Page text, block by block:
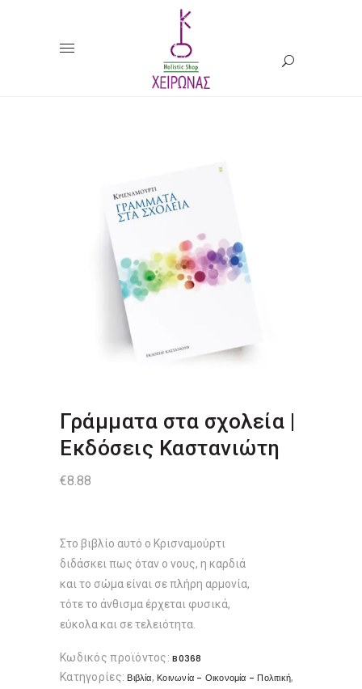
Γράμματα στα σχολεία |
Εκδόσεις Καστανιώτη
€8.88
Στο βιβλίο αυτό ο Κρισναμούρτι
διδάσκει πως όταν ο νους, η καρδιά
και το σώμα είναι σε πλήρη αρμονία,
τότε το άνθισμα έρχεται φυσικά,
εύκολα και σε τελειότητα.
Κωδικός προϊόντος:B0368
Κατηγορίες: Βιβλία, Κοινωνία - Οικονομία - Πολιτική,